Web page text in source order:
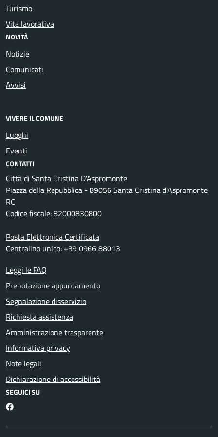
Turismo
Vita lavorativa
NOVITÀ
Notizie
Comunicati
Avvisi
VIVERE IL COMUNE
Luoghi
Eventi
CONTATTI
Città di Santa Cristina D'Aspromonte
Piazza della Repubblica - 89056 Santa Cristina d'Aspromonte
RC
Codice fiscale: 82000830800
Posta Elettronica Certificata
Centralino unico: +39 0966 88013
Leggi le FAQ
Prenotazione appuntamento
Segnalazione disservizio
Richiesta assistenza
Amministrazione trasparente
Informativa privacy
Note legali
Dichiarazione di accessibilità
SEGUICI SU
Facebook